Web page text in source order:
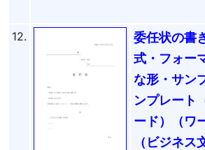
12.
委任状の書
式・フォー
な形・サン
ンプレート
ード）（ワ
（ビジネス